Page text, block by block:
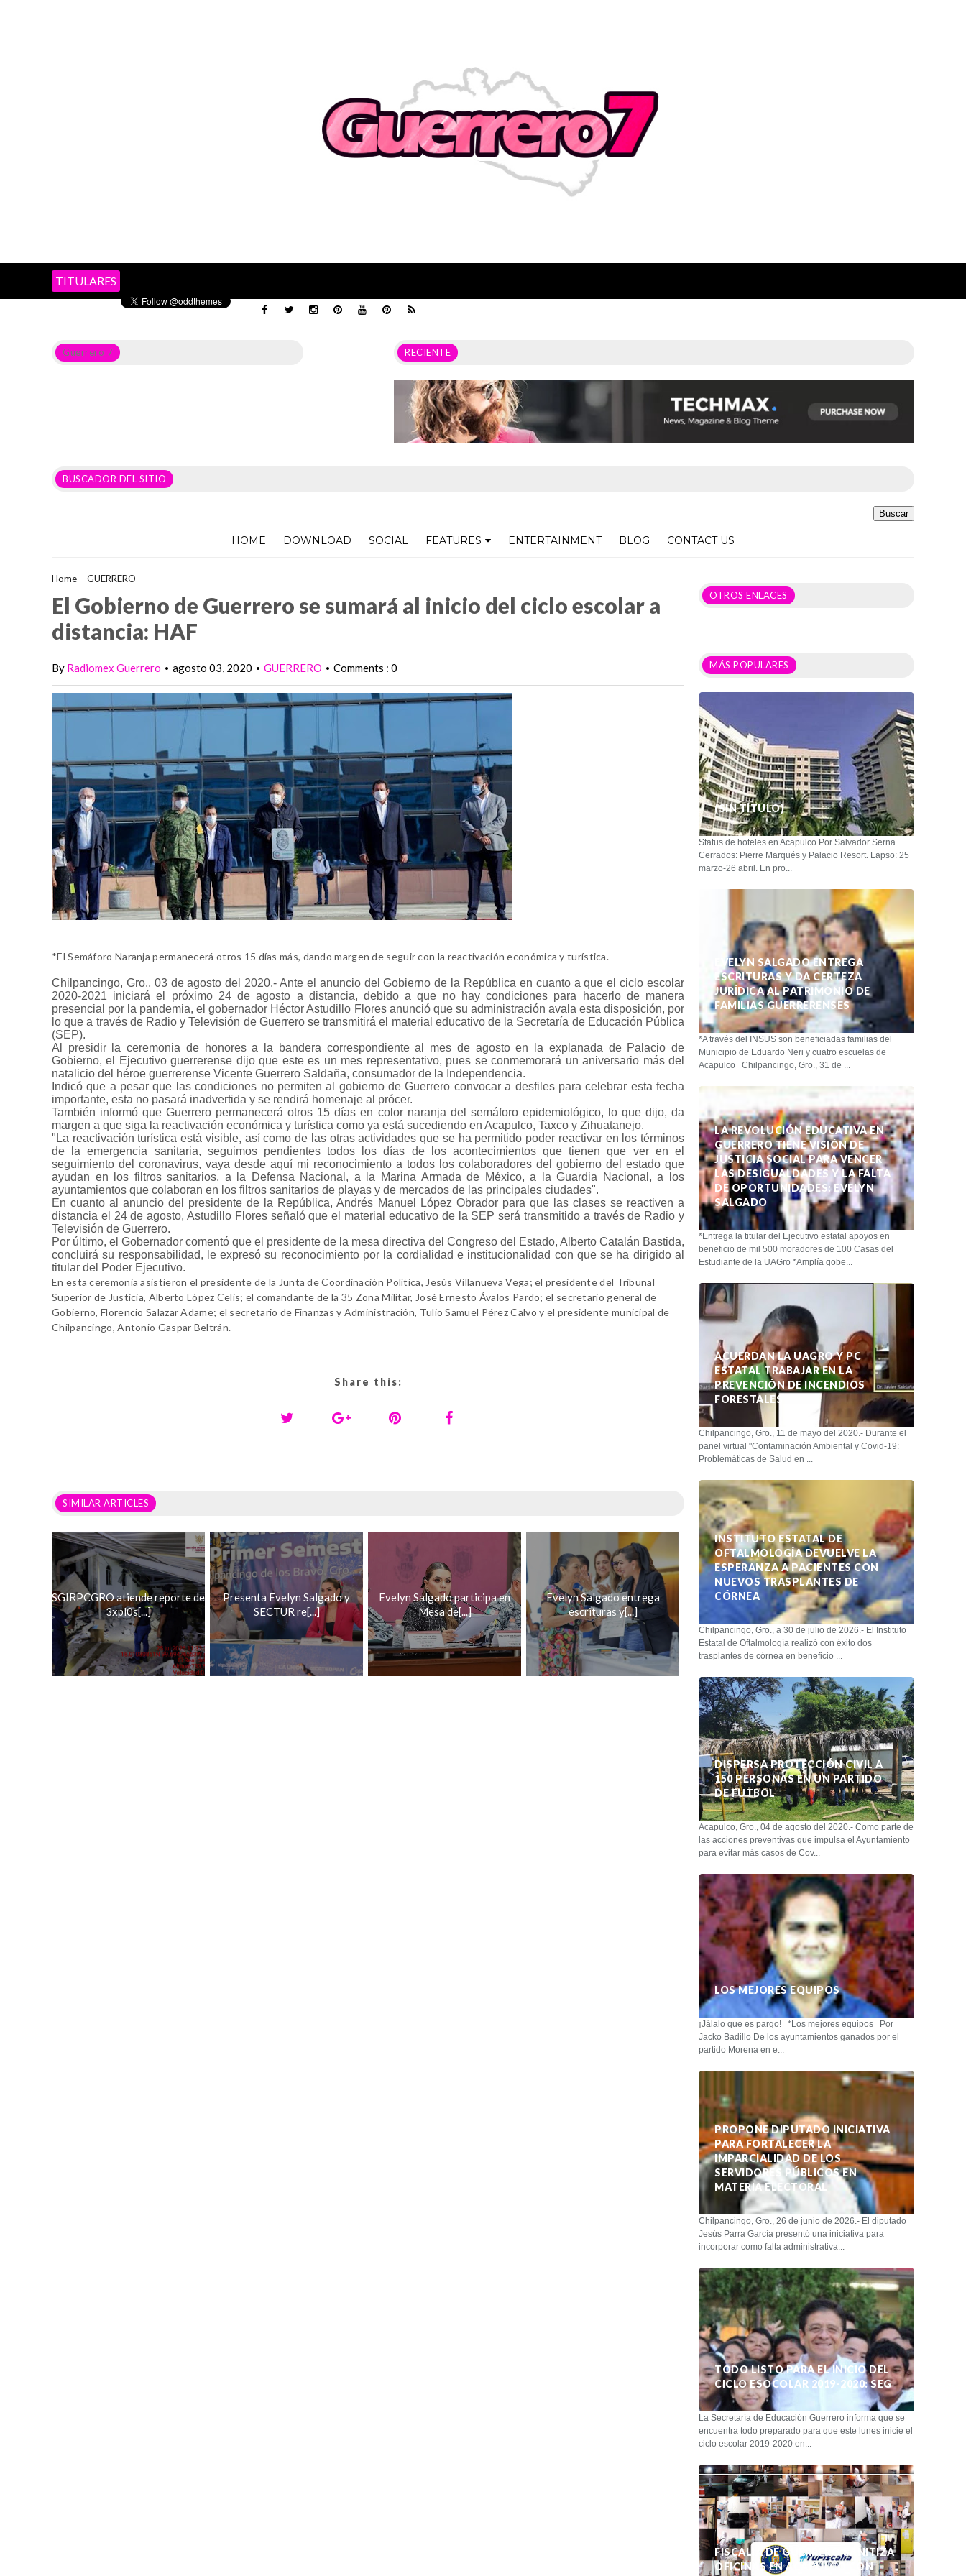
TITULARES
Guerrero 7 RECIENTE
BUSCADOR DEL SITIO
HOME DOWNLOAD SOCIAL FEATURES ENTERTAINMENT BLOG CONTACT US
Home GUERRERO
El Gobierno de Guerrero se sumará al inicio del ciclo escolar a
distancia: HAF
By Radiomex Guerrero • agosto 03, 2020 • GUERRERO • Comments : 0
*El Semáforo Naranja permanecerá otros 15 días más, dando margen de seguir con la reactivación económica y turística.
Chilpancingo, Gro., 03 de agosto del 2020.- Ante el anuncio del Gobierno de la República en cuanto a que el ciclo escolar
2020-2021 iniciará el próximo 24 de agosto a distancia, debido a que no hay condiciones para hacerlo de manera
presencial por la pandemia, el gobernador Héctor Astudillo Flores anunció que su administración avala esta disposición, por
lo que a través de Radio y Televisión de Guerrero se transmitirá el material educativo de la Secretaría de Educación Pública
(SEP).
Al presidir la ceremonia de honores a la bandera correspondiente al mes de agosto en la explanada de Palacio de
Gobierno, el Ejecutivo guerrerense dijo que este es un mes representativo, pues se conmemorará un aniversario más del
natalicio del héroe guerrerense Vicente Guerrero Saldaña, consumador de la Independencia.
Indicó que a pesar que las condiciones no permiten al gobierno de Guerrero convocar a desfiles para celebrar esta fecha
importante, esta no pasará inadvertida y se rendirá homenaje al prócer.
También informó que Guerrero permanecerá otros 15 días en color naranja del semáforo epidemiológico, lo que dijo, da
margen a que siga la reactivación económica y turística como ya está sucediendo en Acapulco, Taxco y Zihuatanejo.
"La reactivación turística está visible, así como de las otras actividades que se ha permitido poder reactivar en los términos
de la emergencia sanitaria, seguimos pendientes todos los días de los acontecimientos que tienen que ver en el
seguimiento del coronavirus, vaya desde aquí mi reconocimiento a todos los colaboradores del gobierno del estado que
ayudan en los filtros sanitarios, a la Defensa Nacional, a la Marina Armada de México, a la Guardia Nacional, a los
ayuntamientos que colaboran en los filtros sanitarios de playas y de mercados de las principales ciudades".
En cuanto al anuncio del presidente de la República, Andrés Manuel López Obrador para que las clases se reactiven a
distancia el 24 de agosto, Astudillo Flores señaló que el material educativo de la SEP será transmitido a través de Radio y
Televisión de Guerrero.
Por último, el Gobernador comentó que el presidente de la mesa directiva del Congreso del Estado, Alberto Catalán Bastida,
concluirá su responsabilidad, le expresó su reconocimiento por la cordialidad e institucionalidad con que se ha dirigido al
titular del Poder Ejecutivo.
En esta ceremonia asistieron el presidente de la Junta de Coordinación Política, Jesús Villanueva Vega; el presidente del Tribunal
Superior de Justicia, Alberto López Celis; el comandante de la 35 Zona Militar, José Ernesto Ávalos Pardo; el secretario general de
Gobierno, Florencio Salazar Adame; el secretario de Finanzas y Administración, Tulio Samuel Pérez Calvo y el presidente municipal de
Chilpancingo, Antonio Gaspar Beltrán.
Share this:
SIMILAR ARTICLES
SGIRPCGRO atiende reporte de
3xpl0s[...]
Presenta Evelyn Salgado y
SECTUR re[...]
Evelyn Salgado participa en
Mesa de[...]
Evelyn Salgado entrega
escrituras y[...]
OTROS ENLACES
MÁS POPULARES
(SIN TÍTULO)
Status de hoteles en Acapulco Por Salvador Serna
Cerrados: Pierre Marqués y Palacio Resort. Lapso: 25
marzo-26 abril. En pro...
EVELYN SALGADO ENTREGA
ESCRITURAS Y DA CERTEZA
JURÍDICA AL PATRIMONIO DE
FAMILIAS GUERRERENSES
*A través del INSUS son beneficiadas familias del
Municipio de Eduardo Neri y cuatro escuelas de
Acapulco Chilpancingo, Gro., 31 de ...
LA REVOLUCIÓN EDUCATIVA EN
GUERRERO TIENE VISIÓN DE
JUSTICIA SOCIAL PARA VENCER
LAS DESIGUALDADES Y LA FALTA
DE OPORTUNIDADES: EVELYN
SALGADO
*Entrega la titular del Ejecutivo estatal apoyos en
beneficio de mil 500 moradores de 100 Casas del
Estudiante de la UAGro *Amplía gobe...
ACUERDAN LA UAGRO Y PC
ESTATAL TRABAJAR EN LA
PREVENCIÓN DE INCENDIOS
FORESTALES
Chilpancingo, Gro., 11 de mayo del 2020.- Durante el
panel virtual "Contaminación Ambiental y Covid-19:
Problemáticas de Salud en ...
INSTITUTO ESTATAL DE
OFTALMOLOGÍA DEVUELVE LA
ESPERANZA A PACIENTES CON
NUEVOS TRASPLANTES DE
CÓRNEA
Chilpancingo, Gro., a 30 de julio de 2026.- El Instituto
Estatal de Oftalmología realizó con éxito dos
trasplantes de córnea en beneficio ...
DISPERSA PROTECCIÓN CIVIL A
150 PERSONAS EN UN PARTIDO
DE FUTBOL
Acapulco, Gro., 04 de agosto del 2020.- Como parte de
las acciones preventivas que impulsa el Ayuntamiento
para evitar más casos de Cov...
LOS MEJORES EQUIPOS
¡Jálalo que es pargo! *Los mejores equipos Por
Jacko Badillo De los ayuntamientos ganados por el
partido Morena en e...
PROPONE DIPUTADO INICIATIVA
PARA FORTALECER LA
IMPARCIALIDAD DE LOS
SERVIDORES PÚBLICOS EN
MATERIA ELECTORAL
Chilpancingo, Gro., 26 de junio de 2026.- El diputado
Jesús Parra García presentó una iniciativa para
incorporar como falta administrativa...
TODO LISTO PARA EL INICIO DEL
CICLO ESOCOLAR 2019-2020: SEG
La Secretaría de Educación Guerrero informa que se
encuentra todo preparado para que este lunes inicie el
ciclo escolar 2019-2020 en...
FISCALÍA DE GUERRERO SANITIZA
OFICINAS EN ACAPULCO CON